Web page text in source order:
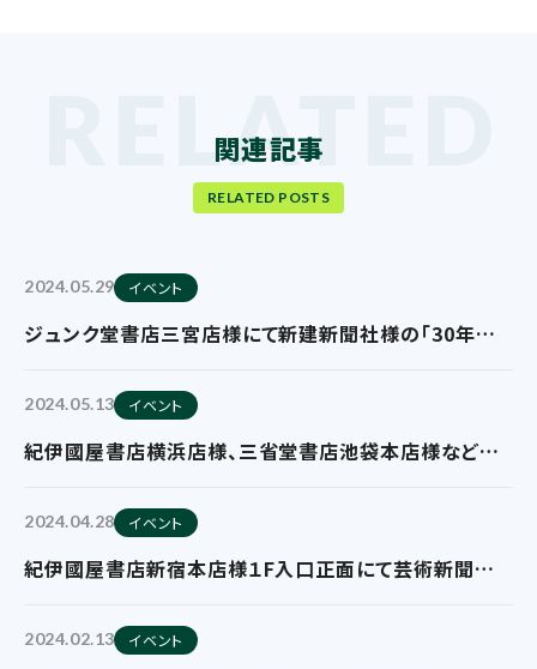
関連記事
RELATED POSTS
2024.05.29 イベント
ジュンク堂書店三宮店様にて新建新聞社様の「30年後
おります
2024.05.13 イベント
紀伊國屋書店横浜店様、三省堂書店池袋本店様などに
DANDELION」のフェア展開を実施していただいており
ます。
2024.04.28 イベント
紀伊國屋書店新宿本店様１F入口正面にて芸術新聞社
を実施していただいております。
2024.02.13 イベント